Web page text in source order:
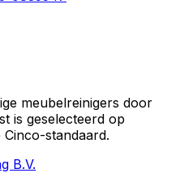
meubelreinigers door
is geselecteerd op
standaard.
B.V.